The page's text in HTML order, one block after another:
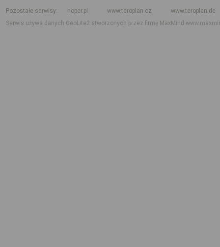
Pozostałe serwisy
hoper.pl www.teroplan.cz
www.teroplan.de
Serwis używa danych GeoLite2 stworzonych przez firmę MaxMind